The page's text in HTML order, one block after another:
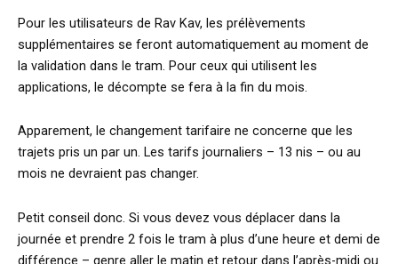
Pour les utilisateurs de Rav Kav, les prélèvements
supplémentaires se feront automatiquement au moment de
la validation dans le tram. Pour ceux qui utilisent les
applications, le décompte se fera à la fin du mois.
Apparement, le changement tarifaire ne concerne que les
trajets pris un par un. Les tarifs journaliers – 13 nis – ou au
mois ne devraient pas changer.
Petit conseil donc. Si vous devez vous déplacer dans la
journée et prendre 2 fois le tram à plus d’une heure et demi de
différence – genre aller le matin et retour dans l’après-midi ou